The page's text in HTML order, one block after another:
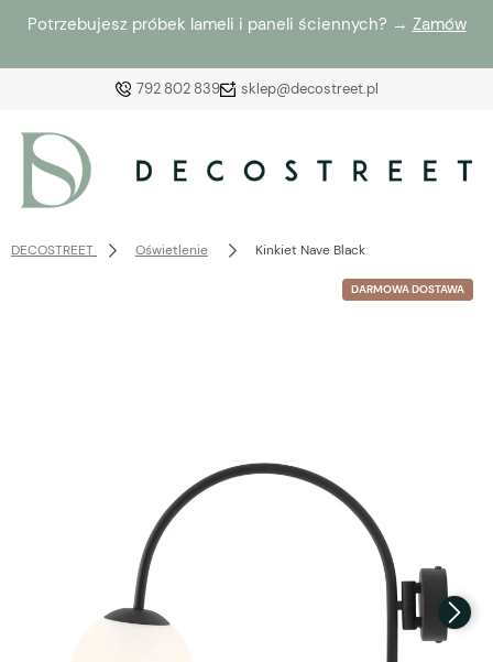
Potrzebujesz próbek lameli i paneli ściennych? → Zamów
792 802 839 sklep@decostreet.pl
Załóż konto
DECOSTREET Oświetlenie Kinkiet Nave Black
DARMOWA DOSTAWA